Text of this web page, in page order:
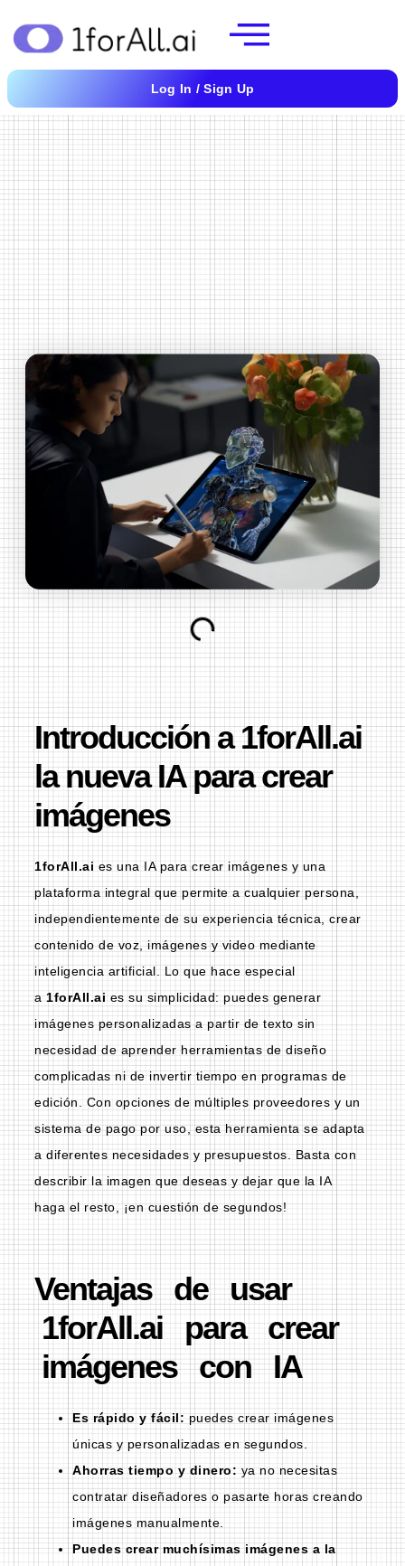
Log In / Sign Up
Introducción a 1forAll.ai
la nueva IA para crear
imágenes
1forAll.ai es una IA para crear imágenes y una
plataforma integral que permite a cualquier persona,
independientemente de su experiencia técnica, crear
contenido de voz, imágenes y video mediante
inteligencia artificial. Lo que hace especial
a 1forAll.ai es su simplicidad: puedes generar
imágenes personalizadas a partir de texto sin
necesidad de aprender herramientas de diseño
complicadas ni de invertir tiempo en programas de
edición. Con opciones de múltiples proveedores y un
sistema de pago por uso, esta herramienta se adapta
a diferentes necesidades y presupuestos. Basta con
describir la imagen que deseas y dejar que la IA
haga el resto, ¡en cuestión de segundos!
Ventajas de usar
1forAll.ai para crear
imágenes con IA
Es rápido y fácil:puedes crear imágenes
únicas y personalizadas en segundos.
Ahorras tiempo y dinero:ya no necesitas
contratar diseñadores o pasarte horas creando
imágenes manualmente.
Puedes crear muchísimas imágenes a la